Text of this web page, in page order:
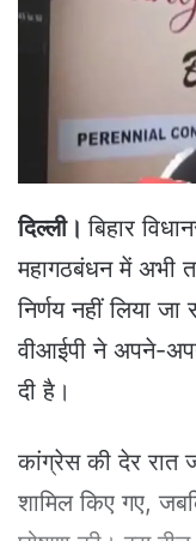
l
दिल्ली।बिहार
महागठबंधन में अभी
निर्णय नहीं लिया
वीआईपी ने अपने-
दी है।
कांग्रेस की देर रात
शामिल किए गए,